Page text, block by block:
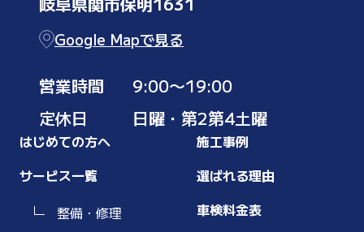
Google Mapで見る
営業時間
9:00〜19:00
定休日
日曜・第2第4土曜
はじめての方へ
サービス一覧
整備・修理
施工事例
選ばれる理由
車検料金表